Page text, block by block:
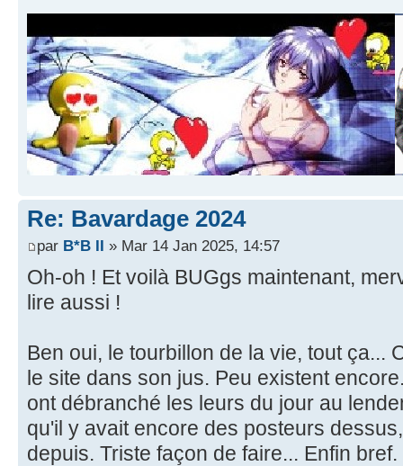
Re: Bavardage 2024
par B*B II » Mar 14 Jan 2025, 14:57
Oh-oh ! Et voilà BUGgs maintenant,
lire aussi !
Ben oui, le tourbillon de la vie, tout ça...
le site dans son jus. Peu existent
ont débranché les leurs du jour au
qu'il y avait encore des posteurs
depuis. Triste façon de faire... Enfin bref.